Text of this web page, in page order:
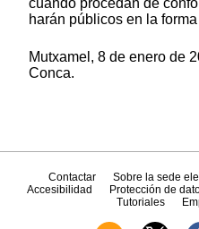
harán públicos en la
Mutxamel, 8 de enero de
Conca.
Contactar Sobre la sede
Accesibilidad
Protección de
Tutoriales